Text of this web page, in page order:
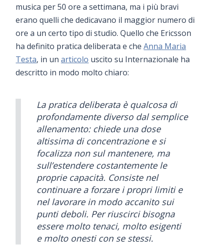
musica per 50 ore a settimana, ma i più bravi
erano quelli che dedicavano il maggior numero di
ore a un certo tipo di studio. Quello che Ericsson
ha definito pratica deliberata e cheAnna Maria
Testa, in unarticolo uscito su Internazionale ha
descritto in modo molto chiaro:
La pratica deliberata è qualcosa di
profondamente diverso dal semplice
allenamento: chiede una dose
altissima di concentrazione e si
focalizza non sul mantenere, ma
sull’estendere costantemente le
proprie capacità. Consiste nel
continuare a forzare i propri limiti e
nel lavorare in modo accanito sui
punti deboli. Per riuscirci bisogna
essere molto tenaci, molto esigenti
e molto onesti con se stessi.